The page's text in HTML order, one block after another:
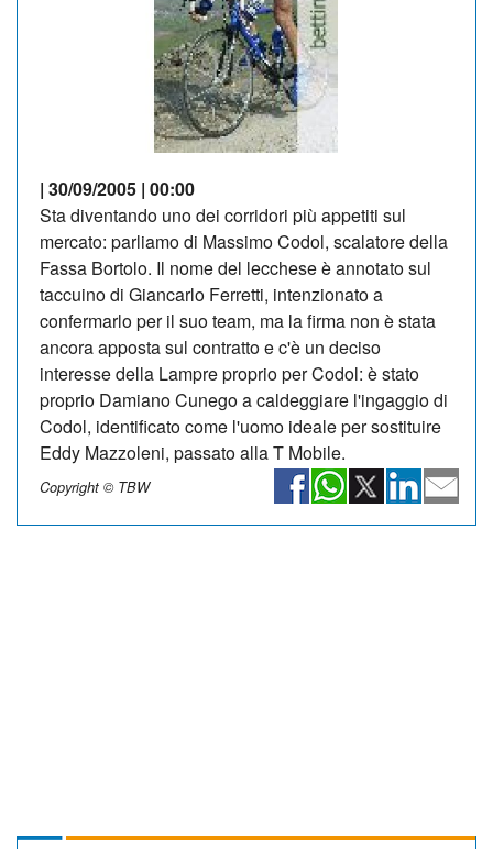
| 30/09/2005 | 00:00
Sta diventando uno dei corridori più appetiti sul
mercato: parliamo di Massimo Codol, scalatore della
Fassa Bortolo. Il nome del lecchese è annotato sul
taccuino di Giancarlo Ferretti, intenzionato a
confermarlo per il suo team, ma la firma non è stata
ancora apposta sul contratto e c'è un deciso
interesse della Lampre proprio per Codol: è stato
proprio Damiano Cunego a caldeggiare l'ingaggio di
Codol, identificato come l'uomo ideale per sostituire
Eddy Mazzoleni, passato alla T Mobile.
Copyright © TBW